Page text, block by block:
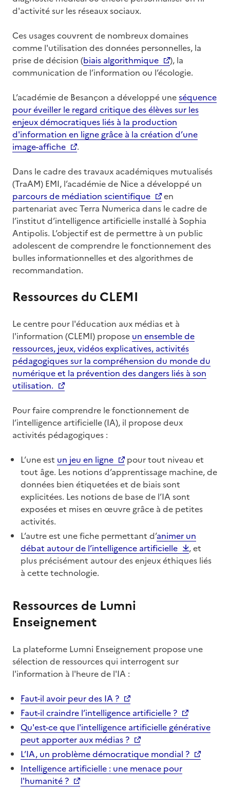
d'activité sur les réseaux sociaux.
Ces usages couvrent de nombreux domaines
comme l'utilisation des données personnelles, la
prise de décision (biais algorithmique
), la
communication de l’information ou l’écologie.
L’académie de Besançon a développé uneséquence
pour éveiller le regard critique des élèves sur les
enjeux démocratiques liés à la production
d'information en ligne grâce à la création d’une
image-affiche
.
Dans le cadre des travaux académiques mutualisés
(TraAM) EMI, l’académie de Nice a développé un
parcours de médiation scientifique
en
partenariat avec Terra Numerica dans le cadre de
l’institut d’intelligence artificielle installé à Sophia
Antipolis. L’objectif est de permettre à un public
adolescent de comprendre le fonctionnement des
bulles informationnelles et des algorithmes de
recommandation.
Ressources du CLEMI
Le centre pour l'éducation aux médias et à
l'information (CLEMI) propose un ensemble de
ressources, jeux, vidéos explicatives, activités
pédagogiques sur la compréhension du monde du
numérique et la prévention des dangers liés à son
utilisation.
Pour faire comprendre le fonctionnement de
l’intelligence artificielle (IA), il propose deux
activités pédagogiques :
L’une est un jeu en ligne
pour tout niveau et
tout âge. Les notions d’apprentissage machine, de
données bien étiquetées et de biais sont
explicitées. Les notions de base de l’IA sont
exposées et mises en œuvre grâce à de petites
activités.
L’autre est une fiche permettant d’animer un
débat autour de l’intelligence artificielle
, et
plus précisément autour des enjeux éthiques liés
à cette technologie.
Ressources de Lumni
Enseignement
La plateforme Lumni Enseignement propose une
sélection de ressources qui interrogent sur
l'information à l'heure de l'IA :
Faut-il avoir peur des IA ?
Faut-il craindre l’intelligence artificielle ?
Qu'est-ce que l'intelligence artificielle générative
peut apporter aux médias ?
L’IA, un problème démocratique mondial ?
Intelligence artificielle : une menace pour
l'humanité ?